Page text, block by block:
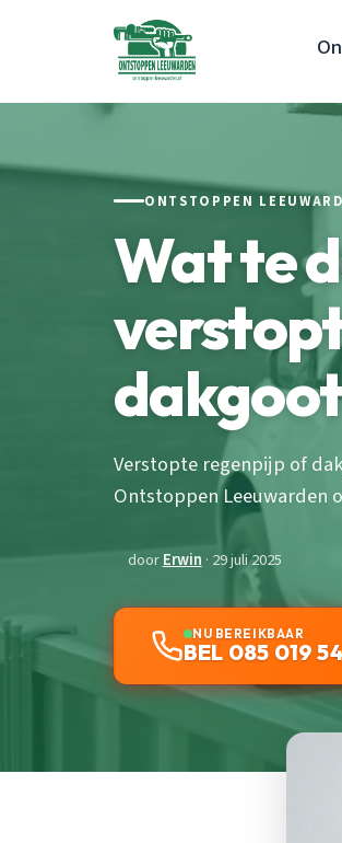
ONTSTOPPEN
Wat te
Verstopte regenpijp of
Ontstoppen Leeuwarden
doorErwin · 29 juli 2025
NU BEREIKBAAR
BEL 085 019